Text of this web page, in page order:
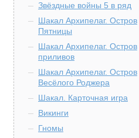
Звёздные войны 5 в ряд
Шакал Архипелаг. Остров
Пятницы
Шакал Архипелаг. Остров
приливов
Шакал Архипелаг. Остров
Весёлого Роджера
Шакал. Карточная игра
Викинги
Гномы